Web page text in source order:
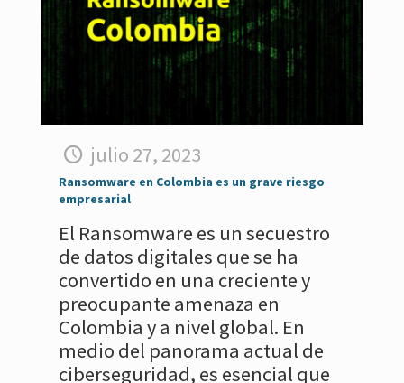
julio 27, 2023
Ransomware en Colombia es un grave riesgo
empresarial
El Ransomware es un secuestro
de datos digitales que se ha
convertido en una creciente y
preocupante amenaza en
Colombia y a nivel global. En
medio del panorama actual de
ciberseguridad, es esencial que